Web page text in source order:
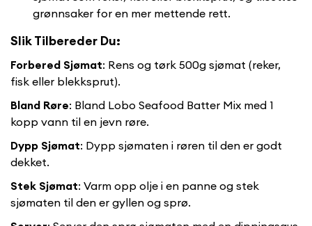
grønnsaker for en mer mettende rett.
Slik Tilbereder Du:
Forbered Sjømat: Rens og tørk 500g sjømat (reker,
fisk eller blekksprut).
Bland Røre: Bland Lobo Seafood Batter Mix med 1
kopp vann til en jevn røre.
Dypp Sjømat: Dypp sjømaten i røren til den er godt
dekket.
Stek Sjømat: Varm opp olje i en panne og stek
sjømaten til den er gyllen og sprø.
Confirm your age
Are you 18 years old or older?